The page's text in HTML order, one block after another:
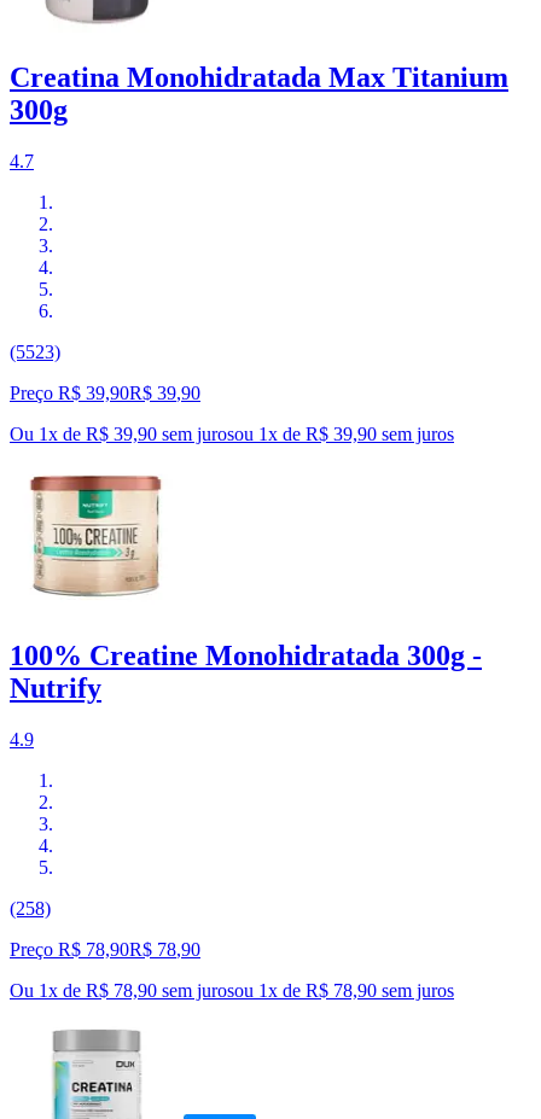
Creatina Monohidratada Max Titanium
300g
4.7
(5523)
Preço R$ 39,90R$ 39,90
Ou 1x de R$ 39,90 sem jurosou 1x de R$ 39,90 sem juros
100% Creatine Monohidratada 300g -
Nutrify
4.9
(258)
Preço R$ 78,90R$ 78,90
Ou 1x de R$ 78,90 sem jurosou 1x de R$ 78,90 sem juros